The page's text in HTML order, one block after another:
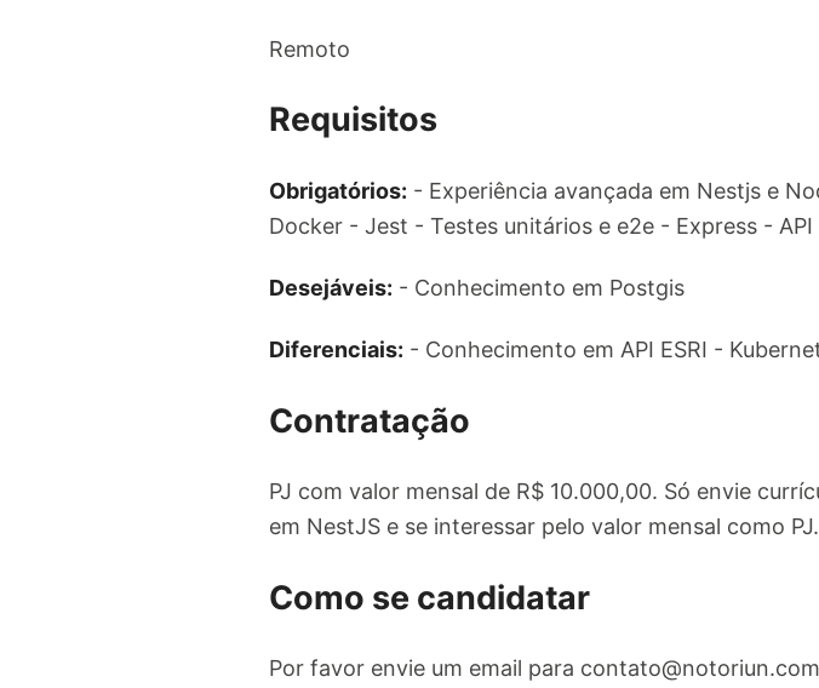
Remoto
Requisitos
Obrigatórios: - Experiência avançada em Nestjs e
Docker - Jest - Testes unitários e e2e - Express - API
Desejáveis: - Conhecimento em Postgis
Diferenciais: - Conhecimento em API ESRI -
Contratação
PJ com valor mensal de R$ 10.000,00. Só envie
em NestJS e se interessar pelo valor mensal como PJ.
Como se candidatar
Por favor envie um email para